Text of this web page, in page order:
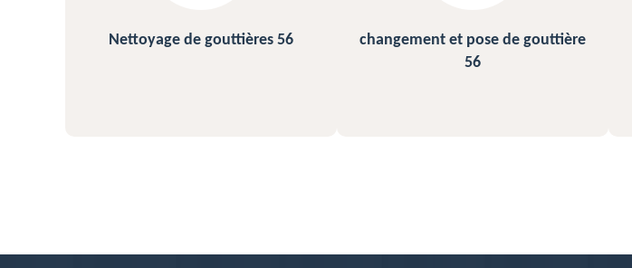
changement et pose de gouttière
Nettoyage de toiture 56